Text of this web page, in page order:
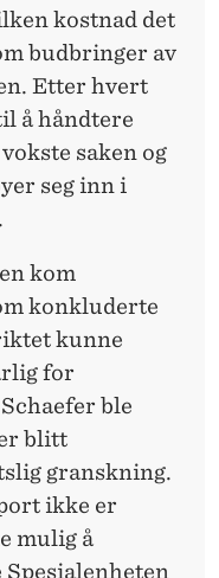
kostnad det
budbringer av
Etter hvert
å håndtere
saken og
seg inn i
kom
konkluderte
kunne
for
ble
blitt
granskning.
ikke er
mulig å